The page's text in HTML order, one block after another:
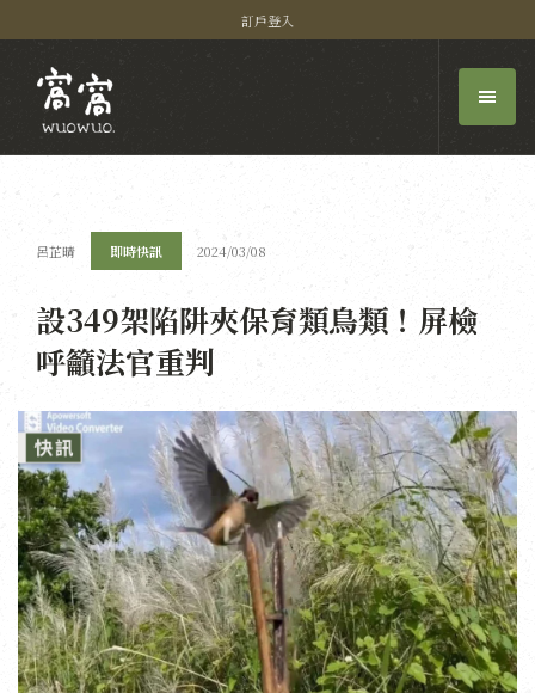
訂戶登入
呂芷晴 即時快訊 2024/03/08
設349架陷阱夾保育類鳥類！屏檢
呼籲法官重判